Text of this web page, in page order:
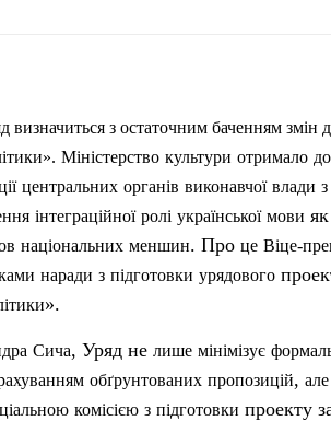
визначиться з остаточним баченням змін
». Міністерство культури отримало
центральних органів виконавчої влади з
інтеграційної ролі української мови як
національних меншин. Про це Віце-
наради з підготовки урядового
».
Сича, Уряд не лише мінімізує
обґрунтованих пропозицій, але
комісією з підготовки проекту